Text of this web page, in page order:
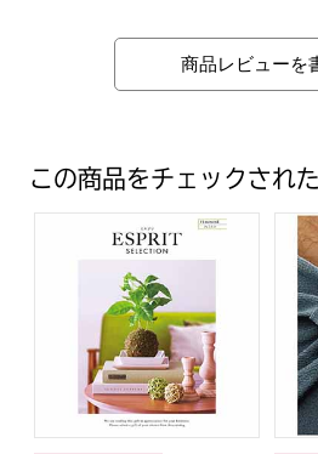
商品レビューを
この商品をチェックされ
エスプリ フェミニン【カタログ
バ